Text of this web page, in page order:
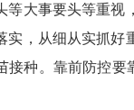
等大事要头等重
实，从细从实抓
种。靠前防控